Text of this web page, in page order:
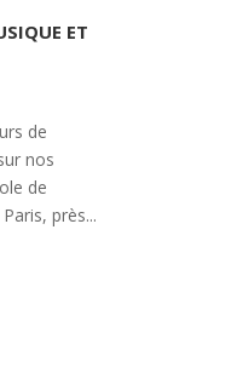
ET
de
nos
de
près...